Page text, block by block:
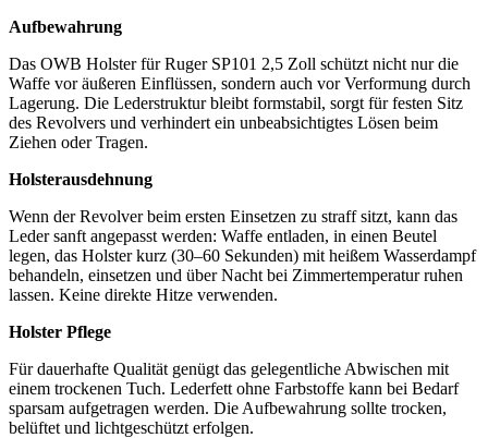
Aufbewahrung
Das OWB Holster für Ruger SP101 2,5 Zoll schützt nicht nur die
Waffe vor äußeren Einflüssen, sondern auch vor Verformung durch
Lagerung. Die Lederstruktur bleibt formstabil, sorgt für festen Sitz
des Revolvers und verhindert ein unbeabsichtigtes Lösen beim
Ziehen oder Tragen.
Holsterausdehnung
Wenn der Revolver beim ersten Einsetzen zu straff sitzt, kann das
Leder sanft angepasst werden: Waffe entladen, in einen Beutel
legen, das Holster kurz (30–60 Sekunden) mit heißem Wasserdampf
behandeln, einsetzen und über Nacht bei Zimmertemperatur ruhen
lassen. Keine direkte Hitze verwenden.
Holster Pflege
Für dauerhafte Qualität genügt das gelegentliche Abwischen mit
einem trockenen Tuch. Lederfett ohne Farbstoffe kann bei Bedarf
sparsam aufgetragen werden. Die Aufbewahrung sollte trocken,
belüftet und lichtgeschützt erfolgen.